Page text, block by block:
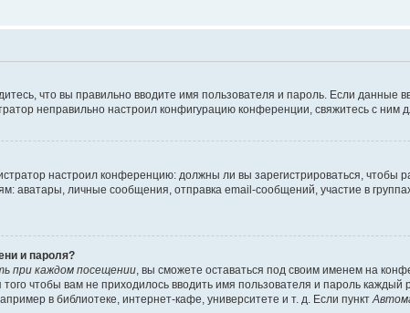
что вы правильно вводите имя пользователя и пароль. Если
неправильно настроил конфигурацию конференции, свяжитесь с ним
настроил конференцию: должны ли вы зарегистрироваться,
аватары, личные сообщения, отправка email-сообщений, участие в
и пароля?
при каждом посещении , вы сможете оставаться под своим именем на
того чтобы вам не приходилось вводить имя пользователя и пароль
в библиотеке, интернет-кафе, университете и т. д. Если пункт